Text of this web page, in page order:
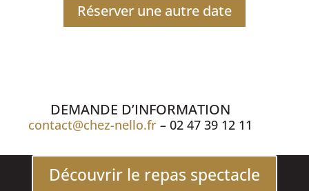
Réserver une autre date
DEMANDE D’INFORMATION
contact@chez-nello.fr – 02 47 39 12 11
Découvrir le repas spectacle